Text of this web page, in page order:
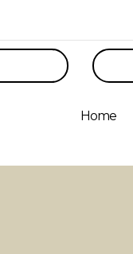
Home